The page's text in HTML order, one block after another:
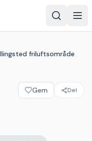
friluftsområde
Gem Del